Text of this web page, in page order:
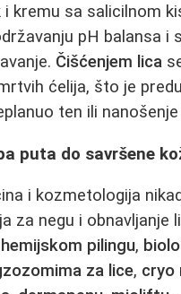
kremu sa salicilnom
pH balansa i
Čišćenjem lica
ćelija, što je
ten ili
puta do savršene
i kozmetologija
za negu i obnavljanje
hemijskom pilingu,
za lice, cryo